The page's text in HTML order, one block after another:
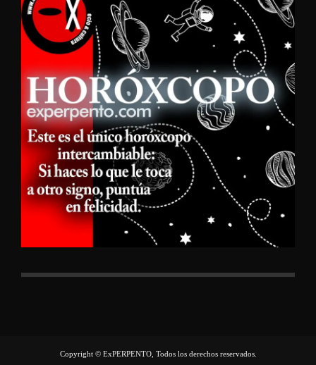
Copyright © ExPERPENTO, Todos los derechos reservados.